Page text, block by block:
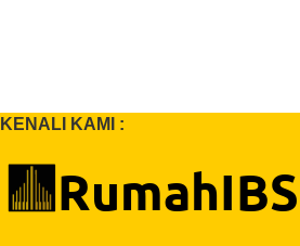
KENALI KAMI :